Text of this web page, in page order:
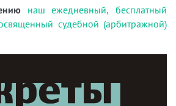
наш ежедневный, бесплатный
судебной (арбитражной)